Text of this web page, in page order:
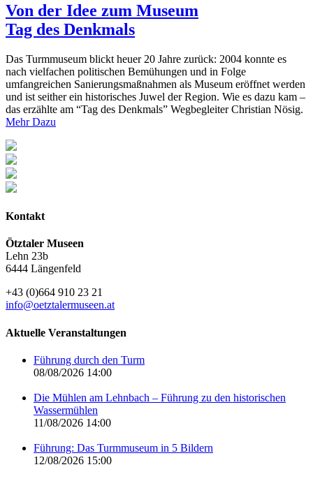
Von der Idee zum Museum
Tag des Denkmals
Das Turmmuseum blickt heuer 20 Jahre zurück: 2004 konnte es
nach vielfachen politischen Bemühungen und in Folge
umfangreichen Sanierungsmaßnahmen als Museum eröffnet werden
und ist seither ein historisches Juwel der Region. Wie es dazu kam –
das erzählte am “Tag des Denkmals” Wegbegleiter Christian Nösig.
Mehr Dazu
Kontakt
Ötztaler Museen
Lehn 23b
6444 Längenfeld
+43 (0)664 910 23 21
info@oetztalermuseen.at
Aktuelle Veranstaltungen
Führung durch den Turm
08/08/2026 14:00
Die Mühlen am Lehnbach – Führung zu den historischen
Wassermühlen
11/08/2026 14:00
Führung: Das Turmmuseum in 5 Bildern
12/08/2026 15:00